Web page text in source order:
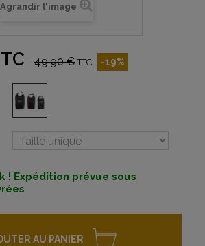
Agrandir l'image
49,90 €TTC -19%
! Expédition prévue sous
AU PANIER